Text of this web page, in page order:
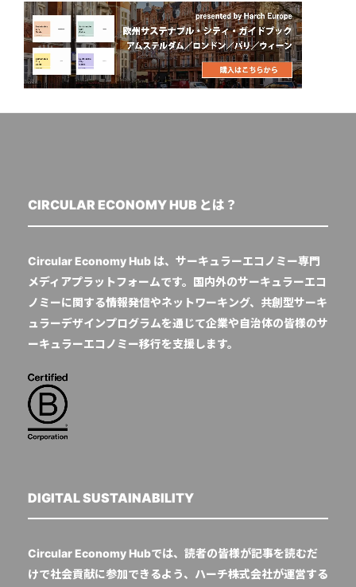
CIRCULAR ECONOMY HUB とは？
Circular Economy Hub は、サーキュラーエコノミー専門
メディアプラットフォームです。国内外のサーキュラーエコ
ノミーに関する情報発信やネットワーキング、共創型サーキ
ュラーデザインプログラムを通じて企業や自治体の皆様のサ
ーキュラーエコノミー移行を支援します。
DIGITAL SUSTAINABILITY
Circular Economy Hubでは、読者の皆様が記事を読むだ
けで社会貢献に参加できるよう、ハーチ株式会社が運営する